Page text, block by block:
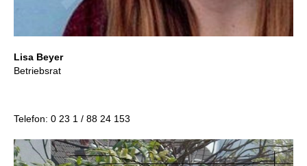
Lisa Beyer
Betriebsrat
Telefon: 0 23 1 / 88 24 153